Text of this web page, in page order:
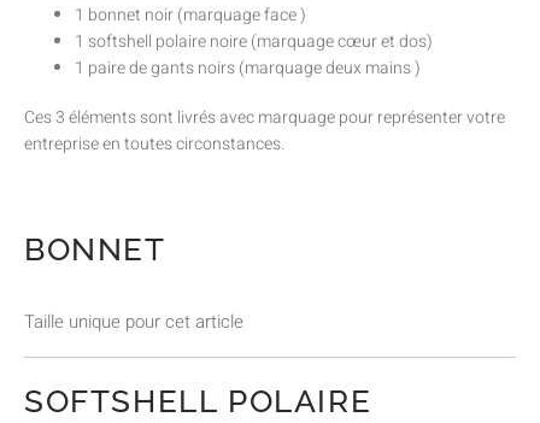
1 bonnet noir (marquage face )
1 softshell polaire noire (marquage cœur et dos)
1 paire de gants noirs (marquage deux mains )
Ces 3 éléments sont livrés avec marquage pour représenter votre
entreprise en toutes circonstances.
BONNET
Taille unique pour cet article
SOFTSHELL POLAIRE